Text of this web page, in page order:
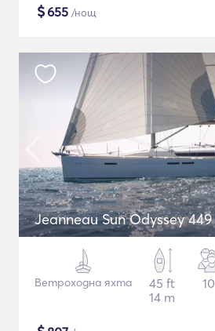
$655 /нощ
Jeanneau Sun Odyssey 449
Ветроходна яхта
45 ft
14 m
10